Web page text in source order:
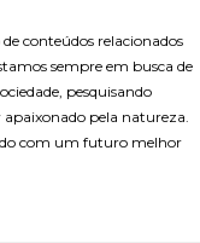
conteúdos relacionados
sempre em busca de
pesquisando
pela natureza.
com um futuro melhor